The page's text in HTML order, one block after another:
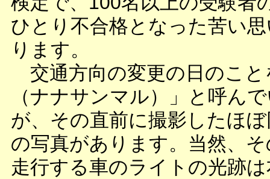
ひとり不合格となった苦い
ります。
交通方向の変更の日のこと
（ナナサンマル）」と呼ん
が、その直前に撮影したほ
の写真があります。当然、
走行する車のライトの光跡